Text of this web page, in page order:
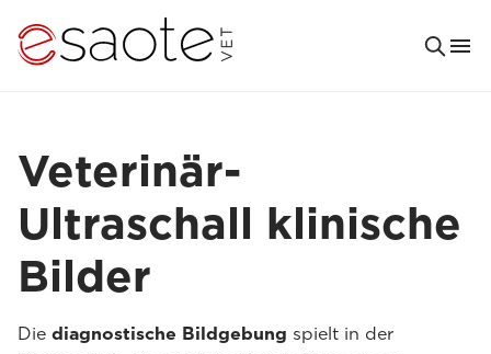
Veterinär-
Ultraschall klinische
Bilder
Die diagnostische Bildgebung spielt in der